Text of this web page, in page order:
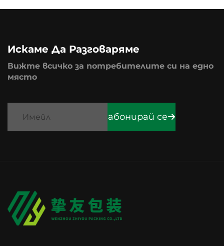
Искаме Да Разговаряме
Вижте всичко за потребителите си на едно
място
абонирай се